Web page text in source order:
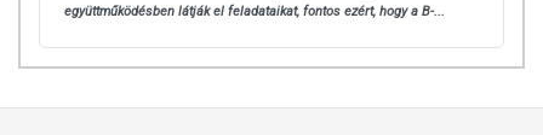
együttműködésben látják el feladataikat, fontos ezért, hogy a B-...